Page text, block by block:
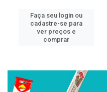
Faça seu login ou
cadastre-se para
ver preços e
comprar